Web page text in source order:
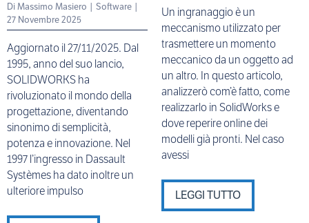
DiMassimo Masiero | Software |
27 Novembre 2025
Aggiornato il 27/11/2025. Dal
1995, anno del suo lancio,
SOLIDWORKS ha
rivoluzionato il mondo della
progettazione, diventando
sinonimo di semplicità,
potenza e innovazione. Nel
1997 l’ingresso in Dassault
Systèmes ha dato inoltre un
ulteriore impulso
Un ingranaggio è un
meccanismo utilizzato per
trasmettere un momento
meccanico da un oggetto ad
un altro. In questo articolo,
analizzerò com’è fatto, come
realizzarlo in SolidWorks e
dove reperire online dei
modelli già pronti. Nel caso
avessi
LEGGI TUTTO